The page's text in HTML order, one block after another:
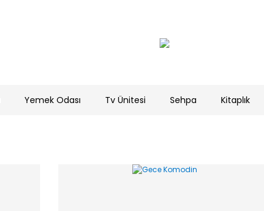
Yemek Odası Tv Ünitesi Sehpa Kitaplık